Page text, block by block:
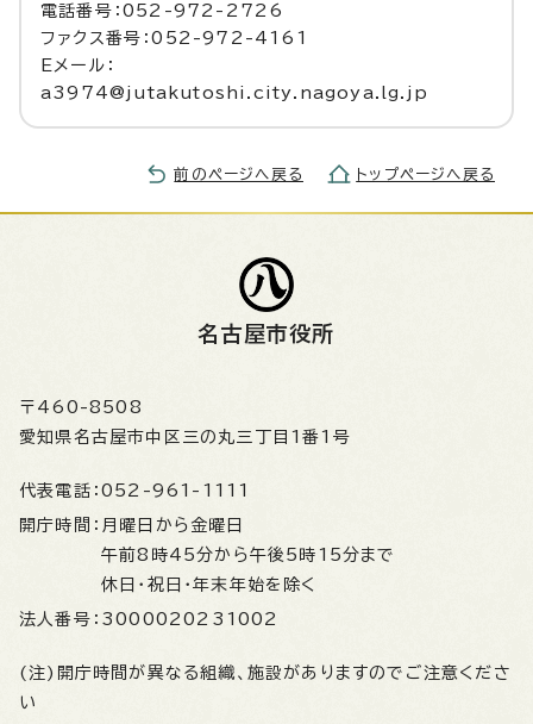
電話番号：052-972-2726
ファクス番号：052-972-4161
Eメール：
a3974@jutakutoshi.city.nagoya.lg.jp
前のページへ戻る トップページへ戻る
名古屋市役所
〒460-8508
愛知県名古屋市中区三の丸三丁目1番1号
代表電話： 052-961-1111
開庁時間： 月曜日から金曜日
午前8時45分から午後5時15分まで
休日・祝日・年末年始を除く
法人番号： 3000020231002
(注)開庁時間が異なる組織、施設がありますのでご注意くださ
い